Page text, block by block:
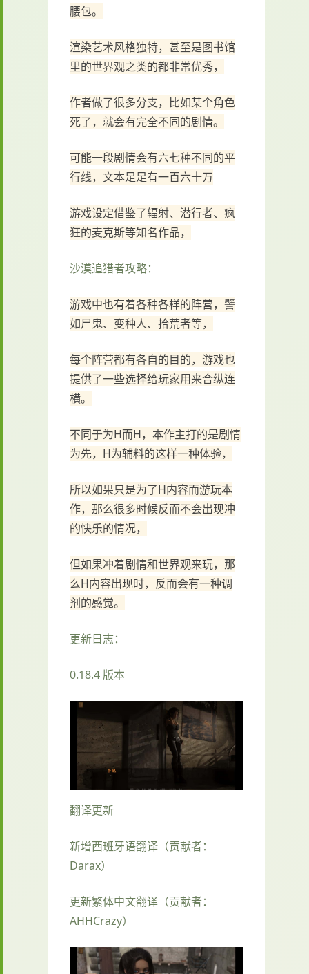
腰包。
渲染艺术风格独特，甚至是图书馆
里的世界观之类的都非常优秀，
作者做了很多分支，比如某个角色
死了，就会有完全不同的剧情。
可能一段剧情会有六七种不同的平
行线，文本足足有一百六十万
游戏设定借鉴了辐射、潜行者、疯
狂的麦克斯等知名作品，
沙漠追猎者攻略：
游戏中也有着各种各样的阵营，譬
如尸鬼、变种人、拾荒者等，
每个阵营都有各自的目的，游戏也
提供了一些选择给玩家用来合纵连
横。
不同于为H而H，本作主打的是剧情
为先，H为辅料的这样一种体验，
所以如果只是为了H内容而游玩本
作，那么很多时候反而不会出现冲
的快乐的情况，
但如果冲着剧情和世界观来玩，那
么H内容出现时，反而会有一种调
剂的感觉。
更新日志：
0.18.4 版本
翻译更新
新增西班牙语翻译（贡献者：
Darax）
更新繁体中文翻译（贡献者：
AHHCrazy）